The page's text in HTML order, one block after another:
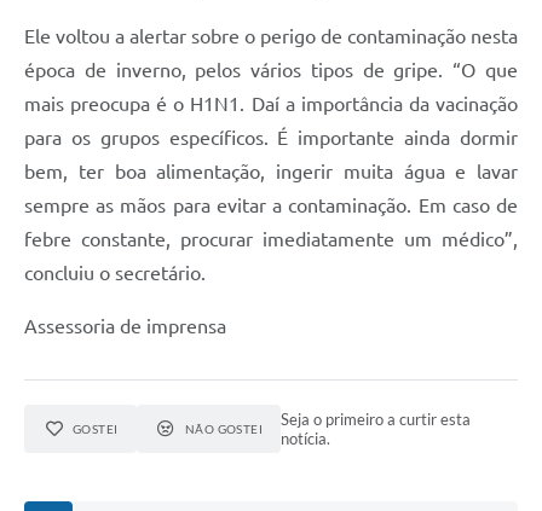
Ele voltou a alertar sobre o perigo de contaminação nesta
época de inverno, pelos vários tipos de gripe. “O que
mais preocupa é o H1N1. Daí a importância da vacinação
para os grupos específicos. É importante ainda dormir
bem, ter boa alimentação, ingerir muita água e lavar
sempre as mãos para evitar a contaminação. Em caso de
febre constante, procurar imediatamente um médico”,
concluiu o secretário.
Assessoria de imprensa
GOSTEI NÃO GOSTEI
Seja o primeiro a curtir esta
notícia.